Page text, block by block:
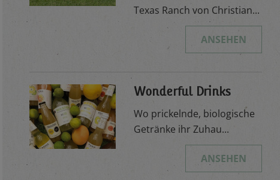
Texas Ranch von Christian...
ANSEHEN
Wonderful Drinks
Wo prickelnde, biologische
Getränke ihr Zuhau...
ANSEHEN